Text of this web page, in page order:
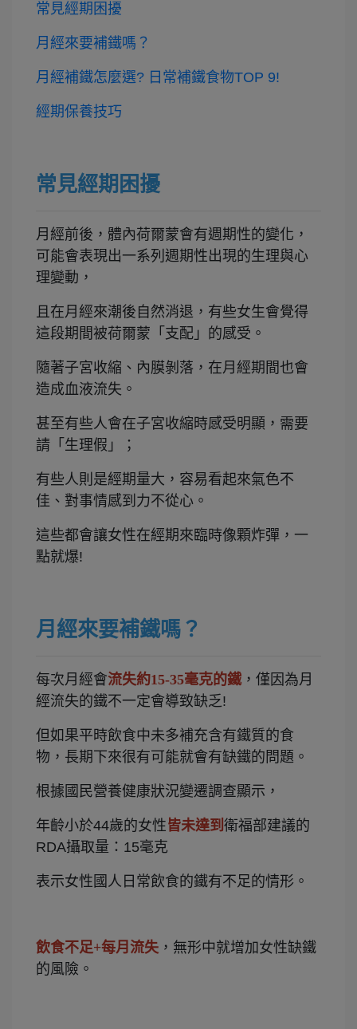
常見經期困擾
月經來要補鐵嗎？
月經補鐵怎麼選? 日常補鐵食物TOP 9!
經期保養技巧
常見經期困擾
月經前後，體內荷爾蒙會有週期性的變化，
可能會表現出一系列週期性出現的生理與心
理變動，
且在月經來潮後自然消退，有些女生會覺得
這段期間被荷爾蒙「支配」的感受。
隨著子宮收縮、內膜剝落，在月經期間也會
造成血液流失。
甚至有些人會在子宮收縮時感受明顯，需要
請「生理假」；
有些人則是經期量大，容易看起來氣色不
佳、對事情感到力不從心。
這些都會讓女性在經期來臨時像顆炸彈，一
點就爆!
月經來要補鐵嗎？
每次月經會流失約15-35毫克的鐵 ，僅因為月
經流失的鐵不一定會導致缺乏!
但如果平時飲食中未多補充含有鐵質的食
物，長期下來很有可能就會有缺鐵的問題。
根據國民營養健康狀況變遷調查顯示，
年齡小於44歲的女性皆未達到衛福部建議的
RDA攝取量：15毫克
表示女性國人日常飲食的鐵有不足的情形。
飲食不足+每月流失 ，無形中就增加女性缺鐵
的風險。